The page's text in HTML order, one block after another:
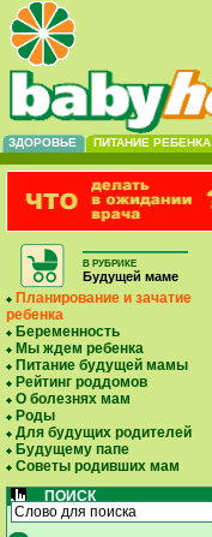
ЗДОРОВЬЕ ПИТАНИЕ РЕБЕНКА
В РУБРИКЕ
Будущей маме
Планирование и зачатие
ребенка
Беременность
Мы ждем ребенка
Питание будущей мамы
Рейтинг роддомов
О болезнях мам
Роды
Для будущих родителей
Будущему папе
Советы родивших мам
ПОИСК